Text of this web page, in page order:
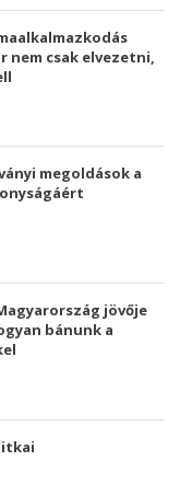
nem csak elvezetni,
megoldások a
jövője
bánunk a